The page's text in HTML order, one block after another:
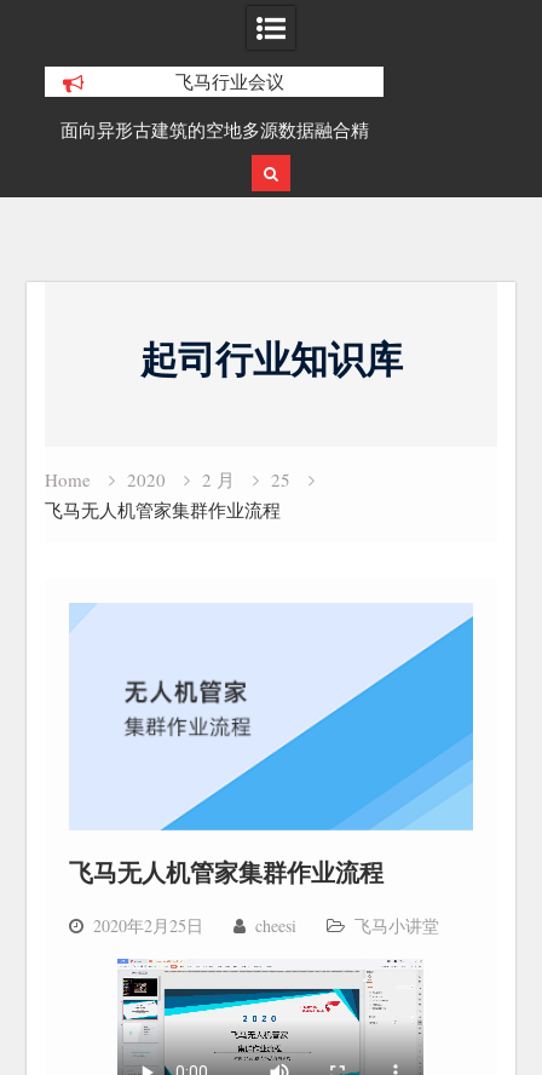
飞马行业会议
向异形古建筑的空地多源数据融合精
SLAM100在受限空域地形
起司行业知识库
Home 2020 2 月
25
飞马无人机管家集群作业流程
飞马无人机管家集群作业流程
2020年2月25日 cheesi 飞马小讲堂